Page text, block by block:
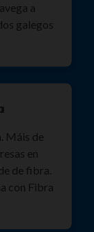
a
galegos
Máis de
en
de fibra.
con Fibra